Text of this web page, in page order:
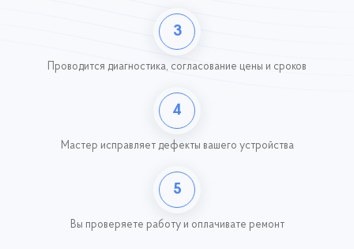
3
Проводится диагностика, согласование цены и сроков
4
Мастер исправляет дефекты вашего устройства
5
Вы проверяете работу и оплачивате ремонт